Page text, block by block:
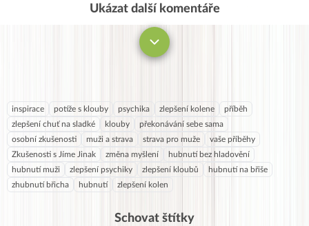
Ukázat další komentáře
inspirace potíže s klouby psychika zlepšení kolene
příběh
zlepšení chuť na sladké
klouby
překonávání sebe sama
osobní zkušenosti
muži a strava strava pro muže
vaše příběhy
Zkušenosti s Jíme Jinak
změna myšlení
hubnutí bez hladovění
hubnutí muži
zlepšení psychiky zlepšení kloubů
hubnutí na břiše
zhubnutí břicha
hubnutí zlepšení kolen
Schovat štítky